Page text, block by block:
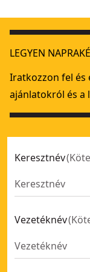
DEWALT®
XR Bluetooth
LEGYEN
Iratkozzon fel és
ajánlatokról és
Keresztnév(
Vezetéknév(